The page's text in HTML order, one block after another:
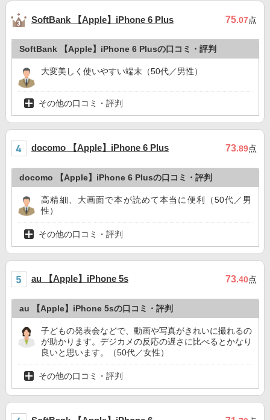
SoftBank 【Apple】iPhone 6 Plus 75.07点
SoftBank 【Apple】iPhone 6 Plusの口コミ・評判
大変美しく使いやすい端末（50代／男性）
その他の口コミ・評判
docomo 【Apple】iPhone 6 Plus 73.89点
docomo 【Apple】iPhone 6 Plusの口コミ・評判
高精細、大画面で本が読めて本当に便利（50代／男
性）
その他の口コミ・評判
au 【Apple】iPhone 5s 73.40点
au 【Apple】iPhone 5sの口コミ・評判
子どもの発表会などで、動画や写真がきれいに撮れるの
が助かります。デジカメの反応の遅さに比べるとかなり
良いと思います。（50代／女性）
その他の口コミ・評判